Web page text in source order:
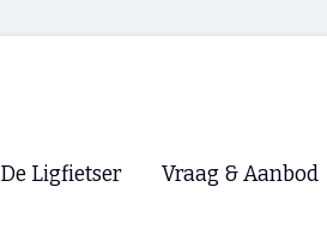
De Ligfietser Vraag & Aanbod